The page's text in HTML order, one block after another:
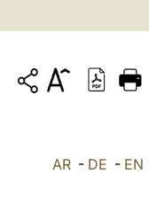
ITALIANO
AR- DE - EN